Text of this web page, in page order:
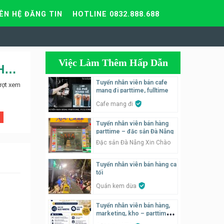
HỆ ĐĂNG TIN HOTLINE 0832.888.688
Tuyển nhân viên tại CÔNG TY CỔ PHẦN DU LỊCH VÀ DVTM HÒA CHI
xem
Việc Làm Thêm Hấp Dẫn
Tuyển nhân viên bán cafe
mang đi parttime, fulltime
Cafe mang đi
Tuyển nhân viên bán hàng
parttime – đặc sản Đà Nẵng
Đặc sản Đà Nẵng Xin Chào
Tuyển nhân viên bán hàng ca
tối
Quán kem dừa
Tuyển nhân viên bán hàng,
marketing, kho – parttime,